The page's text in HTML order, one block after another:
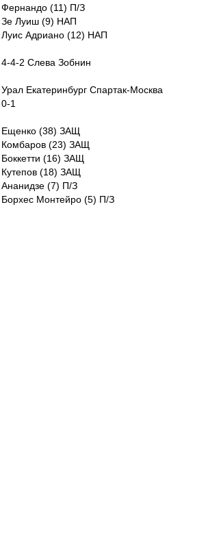
Фернандо (11) П/З
Зе Луиш (9) НАП
Луис Адриано (12) НАП
4-4-2 Слева Зобнин
Урал Екатеринбург Спартак-Москва
0-1
Ещенко (38) ЗАЩ
Комбаров (23) ЗАЩ
Боккетти (16) ЗАЩ
Кутепов (18) ЗАЩ
Ананидзе (7) П/З
Борхес Монтейро (5) П/З